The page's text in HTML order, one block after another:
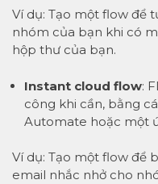
Ví dụ: Tạo một flow để
nhóm của bạn khi có
hộp thư của bạn.
Instant cloud flow:
công khi cần, bằng
Automate hoặc một
Ví dụ: Tạo một flow để
email nhắc nhở cho